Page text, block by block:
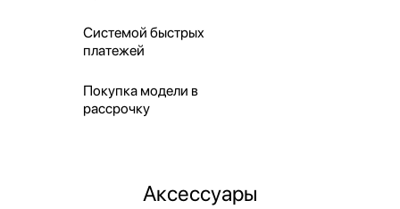
Системой быстрых
платежей
Покупка модели в
рассрочку
Аксессуары